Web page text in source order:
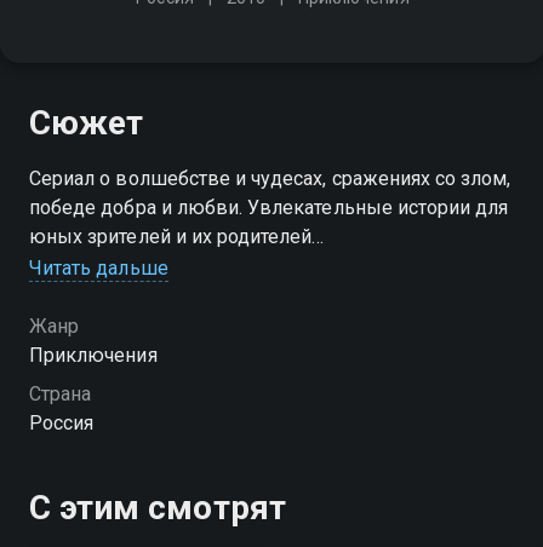
Сюжет
Сериал о волшебстве и чудесах, сражениях со злом,
победе добра и любви. Увлекательные истории для
юных зрителей и их родителей
вы можете совершенно бесплатно в хорошем HD
качестве на Смотрёшке
Читать дальше
Жанр
Приключения
Страна
Россия
С этим смотрят